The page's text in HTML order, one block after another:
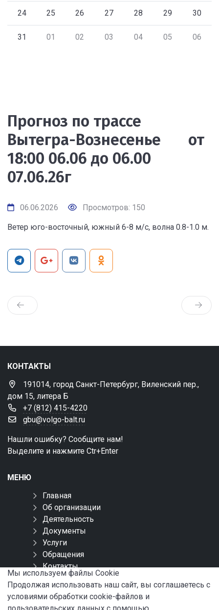
24 25 26 27 28 29 30
31 01 02 03 04 05 06
Прогноз по трассе
Вытегра-Вознесенье от
18:00 06.06 до 06.00
07.06.26г
06.06.2026 Просмотров: 150
Ветер юго-восточный, южный 6-8 м/с, волна 0.8-1.0 м.
КОНТАКТЫ
191014, город Санкт-Петербург, Виленский пер.,
дом 15, литера Б
+7 (812) 415-4220
gbu@volgo-balt.ru
Нашли ошибку? Сообщите нам!
Выделите и нажмите Ctr+Enter
МЕНЮ
Главная
Об организации
Деятельность
Документы
Услуги
Обращения
Контакты
Карта сайта
СОЦИАЛЬНЫЕ СЕТИ
Мы используем файлы Сookie
Продолжая использовать наш сайт, вы соглашаетесь с
условиями обработки cookie-файлов и